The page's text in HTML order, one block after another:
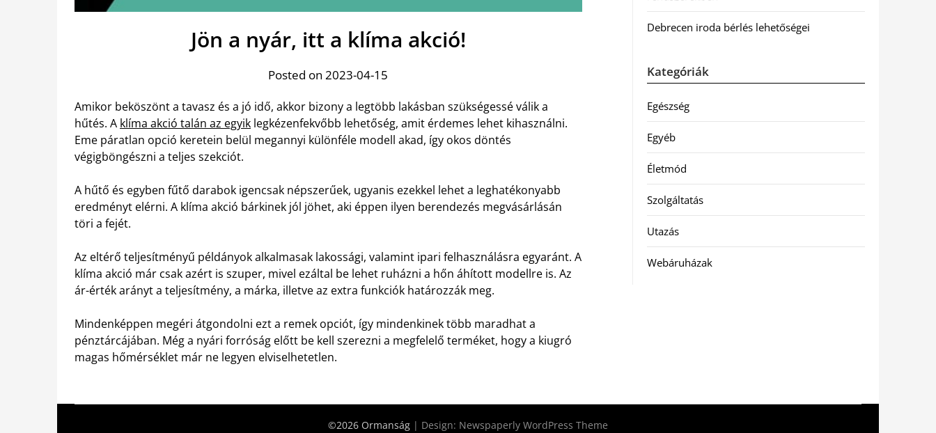
Jön a nyár, itt a klíma akció!
Posted on 2023-04-15
Amikor beköszönt a tavasz és a jó idő, akkor bizony a legtöbb lakásban szükségessé válik a
hűtés. A klíma akció talán az egyik legkézenfekvőbb lehetőség, amit érdemes lehet kihasználni.
Eme páratlan opció keretein belül megannyi különféle modell akad, így okos döntés
végigböngészni a teljes szekciót.
A hűtő és egyben fűtő darabok igencsak népszerűek, ugyanis ezekkel lehet a leghatékonyabb
eredményt elérni. A klíma akció bárkinek jól jöhet, aki éppen ilyen berendezés megvásárlásán
töri a fejét.
Az eltérő teljesítményű példányok alkalmasak lakossági, valamint ipari felhasználásra egyaránt. A
klíma akció már csak azért is szuper, mivel ezáltal be lehet ruházni a hőn áhított modellre is. Az
ár-érték arányt a teljesítmény, a márka, illetve az extra funkciók határozzák meg.
Mindenképpen megéri átgondolni ezt a remek opciót, így mindenkinek több maradhat a
pénztárcájában. Még a nyári forróság előtt be kell szerezni a megfelelő terméket, hogy a kiugró
magas hőmérséklet már ne legyen elviselhetetlen.
Debrecen iroda bérlés lehetőségei
Kategóriák
Egészség
Egyéb
Életmód
Szolgáltatás
Utazás
Webáruházak
©2026 Ormanság | Design: Newspaperly WordPress Theme